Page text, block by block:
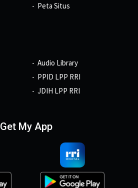
Peta Situs
Audio Library
PPID LPP RRI
JDIH LPP RRI
Get My App